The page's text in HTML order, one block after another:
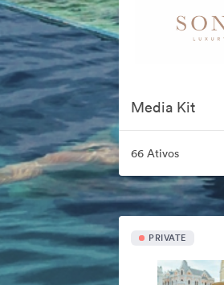
Media Kit
66 Ativos
PRIVATE